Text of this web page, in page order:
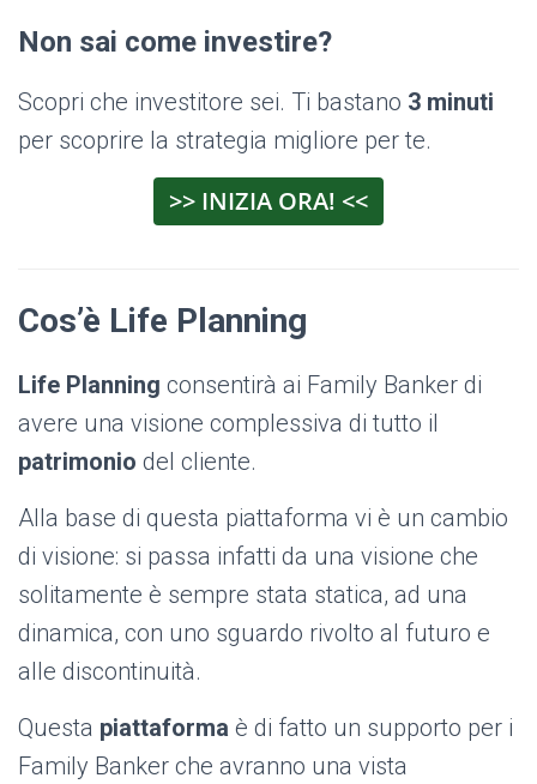
Non sai come investire?
Scopri che investitore sei. Ti bastano 3 minuti
per scoprire la strategia migliore per te.
>> INIZIA ORA! <<
Cos’è Life Planning
Life Planning consentirà ai Family Banker di
avere una visione complessiva di tutto il
patrimonio del cliente.
Alla base di questa piattaforma vi è un cambio
di visione: si passa infatti da una visione che
solitamente è sempre stata statica, ad una
dinamica, con uno sguardo rivolto al futuro e
alle discontinuità.
Questa piattaforma è di fatto un supporto per i
Family Banker che avranno una vista